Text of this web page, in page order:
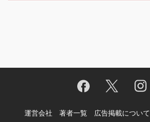
運営会社 著者一覧 広告掲載について